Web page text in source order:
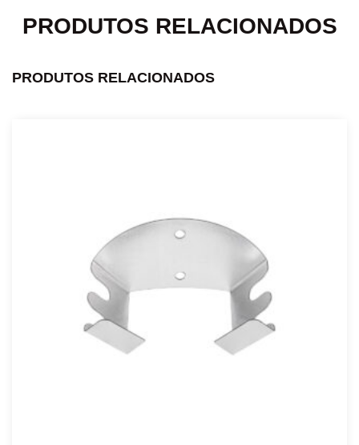
PRODUTOS RELACIONADOS
PRODUTOS RELACIONADOS